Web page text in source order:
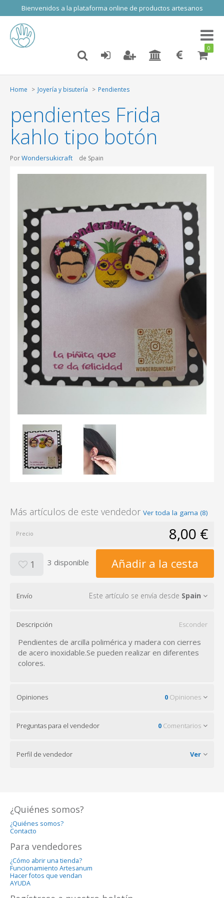
Bienvenidos a la plataforma online de productos artesanos
Toggle
0
Home Joyería y bisutería Pendientes
pendientes Frida
kahlo tipo botón
PorWondersukicraft de Spain
Más artículos de este vendedor Ver toda la gama (8)
Precio 8,00 €
1 3 disponible Añadir a la cesta
Envío Este artículo se envía desde Spain
Descripción Esconder
Pendientes de arcilla polimérica y madera con cierres
de acero inoxidable.Se pueden realizar en diferentes
colores.
Opiniones 0 Opiniones
Preguntas para el vendedor 0 Comentarios
Perfil de vendedor Ver
¿Quiénes somos?
¿Quiénes somos?
Contacto
Para vendedores
¿Cómo abrir una tienda?
Funcionamiento Artesanum
Hacer fotos que vendan
AYUDA